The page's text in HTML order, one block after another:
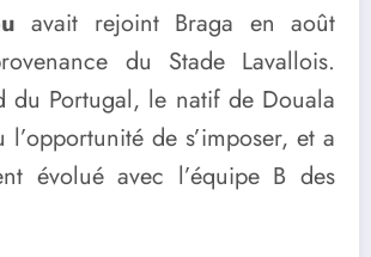
avait rejoint Braga en août
du Stade Lavallois.
du Portugal, le natif de Douala
l’opportunité de s’imposer, et a
évolué avec l’équipe B des